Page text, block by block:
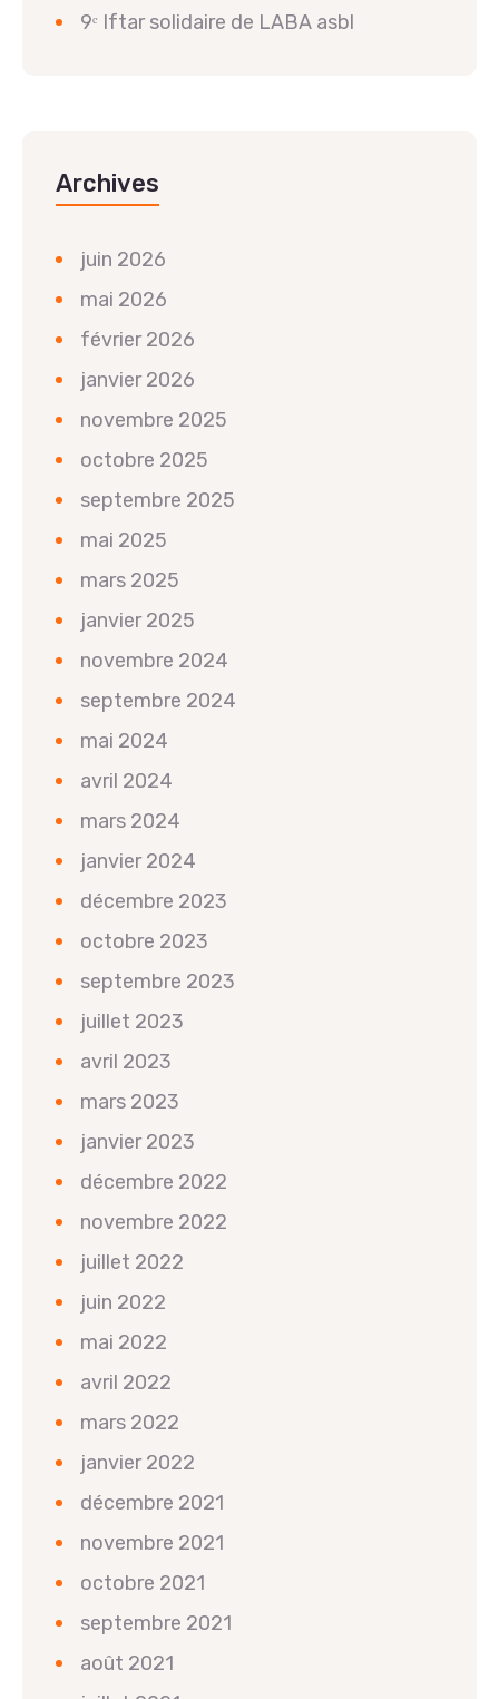
9ᵉ Iftar solidaire de LABA asbl
Archives
juin 2026
mai 2026
février 2026
janvier 2026
novembre 2025
octobre 2025
septembre 2025
mai 2025
mars 2025
janvier 2025
novembre 2024
septembre 2024
mai 2024
avril 2024
mars 2024
janvier 2024
décembre 2023
octobre 2023
septembre 2023
juillet 2023
avril 2023
mars 2023
janvier 2023
décembre 2022
novembre 2022
juillet 2022
juin 2022
mai 2022
avril 2022
mars 2022
janvier 2022
décembre 2021
novembre 2021
octobre 2021
septembre 2021
août 2021